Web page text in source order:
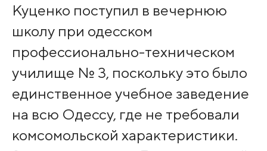
Куценко поступил в вечернюю
школу при одесском
профессионально-техническом
училище № 3, поскольку это было
единственное учебное заведение
на всю Одессу, где не требовали
комсомольской характеристики.